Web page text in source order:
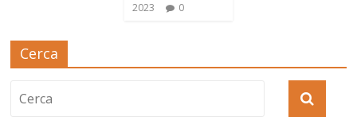
2023
0
Cerca